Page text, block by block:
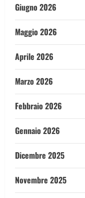
Giugno 2026
Maggio 2026
Aprile 2026
Marzo 2026
Febbraio 2026
Gennaio 2026
Dicembre 2025
Novembre 2025